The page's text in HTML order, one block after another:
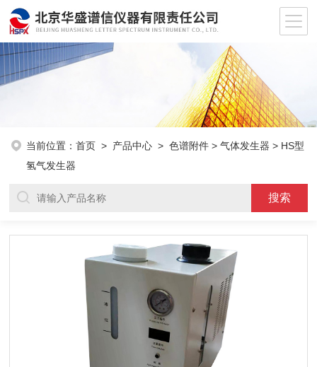
当前位置：首页 > 产品中心 >色谱附件 >气体发生器 > HS型
氢气发生器